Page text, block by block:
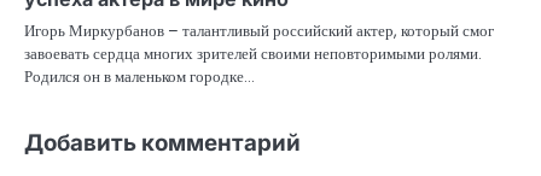
Игорь Миркурбанов – талантливый российский актер, который смог
завоевать сердца многих зрителей своими неповторимыми ролями.
Родился он в маленьком городке…
Добавить комментарий